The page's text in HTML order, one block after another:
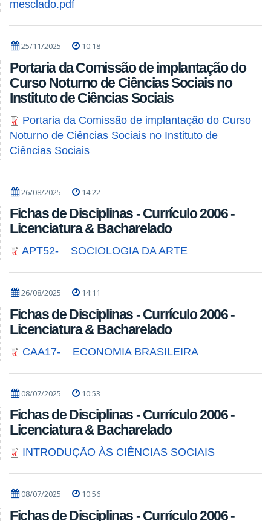
mesclado.pdf
25/11/2025 10:18
Portaria da Comissão de implantação do
Curso Noturno de Ciências Sociais no
Instituto de Ciências Sociais
Portaria da Comissão de implantação do Curso
Noturno de Ciências Sociais no Instituto de
Ciências Sociais
26/08/2025 14:22
Fichas de Disciplinas - Currículo 2006 -
Licenciatura & Bacharelado
APT52- SOCIOLOGIA DA ARTE
26/08/2025 14:11
Fichas de Disciplinas - Currículo 2006 -
Licenciatura & Bacharelado
CAA17- ECONOMIA BRASILEIRA
08/07/2025 10:53
Fichas de Disciplinas - Currículo 2006 -
Licenciatura & Bacharelado
INTRODUÇÃO ÀS CIÊNCIAS SOCIAIS
08/07/2025 10:56
Fichas de Disciplinas - Currículo 2006 -